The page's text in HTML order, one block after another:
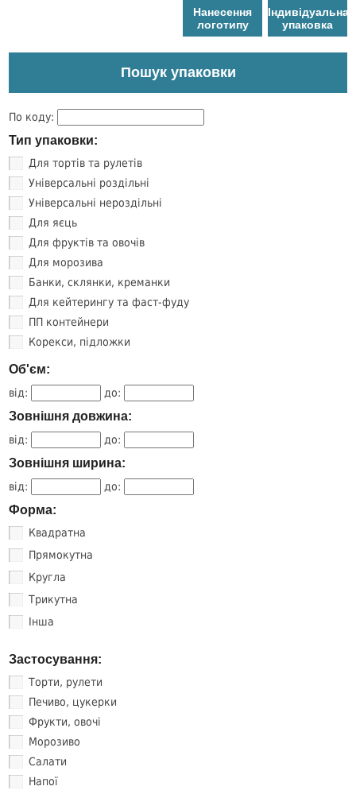
Нанесення
логотипу
Індивідуальна
упаковка
Пошук упаковки
По коду:
Тип упаковки:
Для тортів та рулетів
Універсальні роздільні
Універсальні нероздільні
Для яєць
Для фруктів та овочів
Для морозива
Банки, склянки, креманки
Для кейтерингу та фаст-фуду
ПП контейнери
Корекси, підложки
Об'єм:
від: до:
Зовнішня довжина:
від: до:
Зовнішня ширина:
від: до:
Форма:
Квадратна
Прямокутна
Кругла
Трикутна
Інша
Застосування:
Торти, рулети
Печиво, цукерки
Фрукти, овочі
Морозиво
Салати
Напої